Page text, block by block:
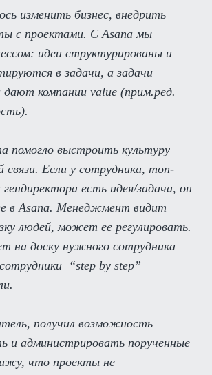
изменить бизнес, внедрить
с проектами. С Asana мы
идеи структурированы и
в задачи, а задачи
компании value (прим.ред.
помогло выстроить культуру
связи. Если у сотрудника, топ-
есть идея/задача, он
в Asana. Менеджмент видит
людей, может ее регулировать.
на доску нужного сотрудника
“step by step”
получил возможность
и администрировать порученные
что проекты не